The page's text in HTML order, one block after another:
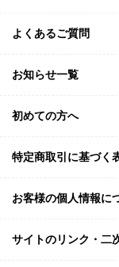
よくあるご質問
お知らせ一覧
初めての方へ
特定商取引に基づく
お客様の個人情報に
サイトのリンク・二